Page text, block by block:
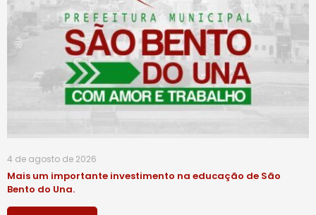
4 de agosto de 2026
Mais um importante investimento na educação de São
Bento do Una.